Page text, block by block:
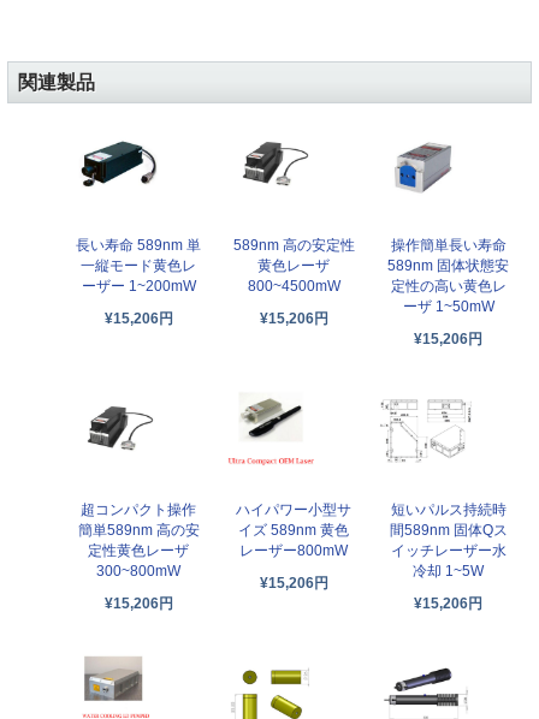
関連製品
長い寿命 589nm 単
一縦モード黄色レ
ーザー 1~200mW
¥15,206円
589nm 高の安定性
黄色レーザ
800~4500mW
¥15,206円
操作簡単長い寿命
589nm 固体状態安
定性の高い黄色レ
ーザ 1~50mW
¥15,206円
超コンパクト操作
簡単589nm 高の安
定性黄色レーザ
300~800mW
¥15,206円
ハイパワー小型サ
イズ 589nm 黄色
レーザー800mW
¥15,206円
短いパルス持続時
間589nm 固体Qス
イッチレーザー水
冷却 1~5W
¥15,206円